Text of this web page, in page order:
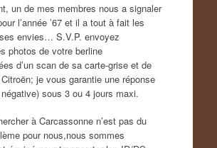
un de mes membres nous a signaler
l’année ’67 et il a tout à fait les
envies… S.V.P. envoyez
photos de votre berline
d’un scan de sa carte-grise et de
je vous garantie une réponse
sous 3 ou 4 jours maxi.
à Carcassonne n’est pas du
pour nous,nous sommes